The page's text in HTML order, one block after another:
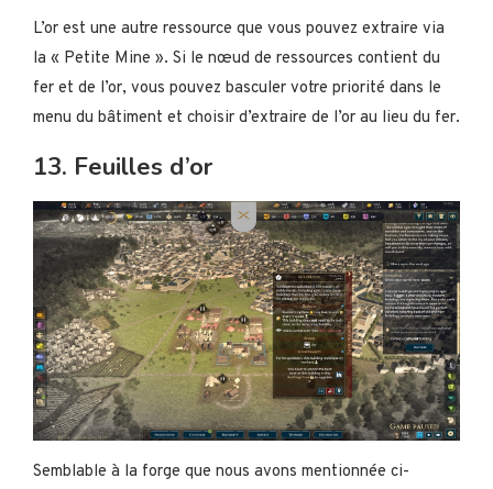
L’or est une autre ressource que vous pouvez extraire via
la « Petite Mine ». Si le nœud de ressources contient du
fer et de l’or, vous pouvez basculer votre priorité dans le
menu du bâtiment et choisir d’extraire de l’or au lieu du fer.
13. Feuilles d’or
Semblable à la forge que nous avons mentionnée ci-